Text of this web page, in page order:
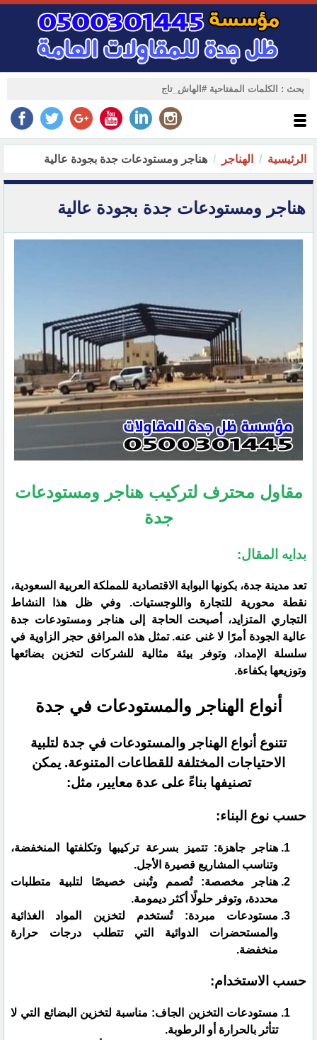
الرئيسية الهناجر هناجر ومستودعات جدة بجودة عالية
هناجر ومستودعات جدة بجودة عالية
مقاول محترف لتركيب هناجر ومستودعات
جدة
بدايه المقال:
​تعد مدينة جدة، بكونها البوابة الاقتصادية للمملكة العربية السعودية،
نقطة محورية للتجارة واللوجستيات. وفي ظل هذا النشاط
التجاري المتزايد، أصبحت الحاجة إلى هناجر ومستودعات جدة
عالية الجودة أمرًا لا غنى عنه. تمثل هذه المرافق حجر الزاوية في
سلسلة الإمداد، وتوفر بيئة مثالية للشركات لتخزين بضائعها
وتوزيعها بكفاءة.
​أنواع الهناجر والمستودعات في جدة
​تتنوع أنواع الهناجر والمستودعات في جدة لتلبية
الاحتياجات المختلفة للقطاعات المتنوعة. يمكن
تصنيفها بناءً على عدة معايير، مثل:
​حسب نوع البناء:
​هناجر جاهزة: تتميز بسرعة تركيبها وتكلفتها المنخفضة،
وتناسب المشاريع قصيرة الأجل.
هناجر مخصصة: تُصمم وتُبنى خصيصًا لتلبية متطلبات
محددة، وتوفر حلولًا أكثر ديمومة.
​مستودعات مبردة: تُستخدم لتخزين المواد الغذائية
والمستحضرات الدوائية التي تتطلب درجات حرارة
منخفضة.
​حسب الاستخدام:
​مستودعات التخزين الجاف: مناسبة لتخزين البضائع التي لا
تتأثر بالحرارة أو الرطوبة.